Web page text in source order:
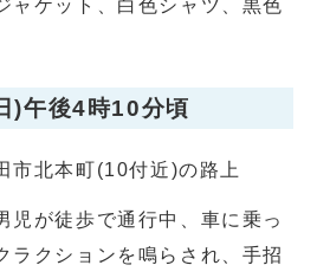
ャケット、白色シャツ、黒色
)午後4時10分頃
市北本町(10付近)の路上
児が徒歩で通行中、車に乗っ
ラクションを鳴らされ、手招